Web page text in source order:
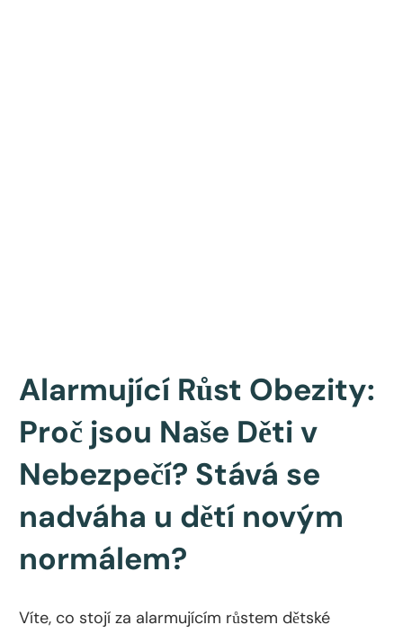
Alarmující Růst Obezity:
Proč jsou Naše Děti v
Nebezpečí? Stává se
nadváha u dětí novým
normálem?
Víte, co stojí za alarmujícím růstem dětské